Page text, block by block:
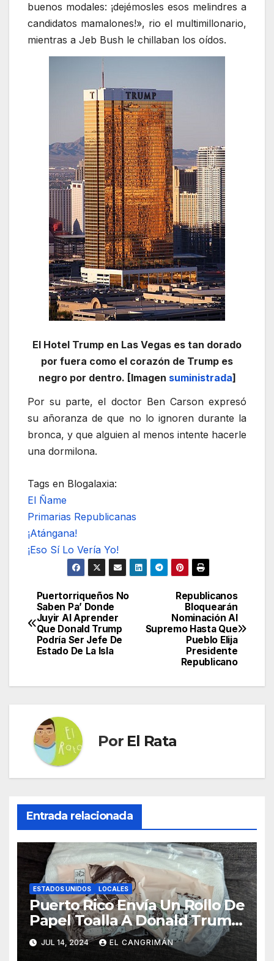
buenos modales: ¡dejémosles esos melindres a
candidatos mamalones!», rio el multimillonario,
mientras a Jeb Bush le chillaban los oídos.
El Hotel Trump en Las Vegas es tan dorado
por fuera como el corazón de Trump es
negro por dentro. [Imagen suministrada]
Por su parte, el doctor Ben Carson expresó
su añoranza de que no lo ignoren durante la
bronca, y que alguien al menos intente hacerle
una dormilona.
Tags en Blogalaxia:
El Ñame
Primarias Republicanas
¡Atángana!
¡Eso Sí Lo Vería Yo!
Navegación
de
entradas
Republicanos
Bloquearán
Nominación Al
Supremo Hasta Que
Pueblo Elija
Presidente
Republicano
Puertorriqueños No
Saben Pa’ Donde
Juyir Al Aprender
Que Donald Trump
Podría Ser Jefe De
Estado De La Isla
Por El Rata
Entrada relacionada
ESTADOS UNIDOS LOCALES
Puerto Rico Envía Un Rollo De
Papel Toalla A Donald Trump
Pa’ Que Use Las Hojas De
Curita
JUL 14, 2024 EL CANGRIMÁN